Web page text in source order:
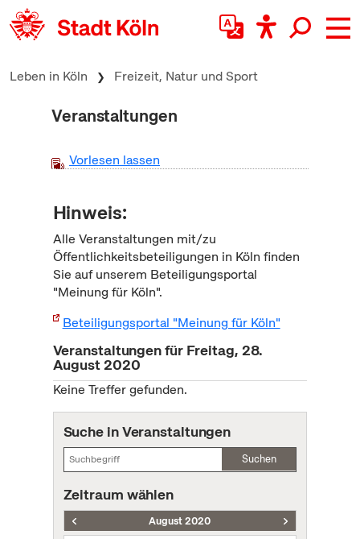
zum Inhalt springen
Leben in Köln Freizeit, Natur und Sport
Veranstaltungen
Vorlesen lassen
Hinweis:
Alle Veranstaltungen mit/zu
Öffentlichkeitsbeteiligungen in Köln finden
Sie auf unserem Beteiligungsportal
"Meinung für Köln".
Beteiligungsportal "Meinung für Köln"
Veranstaltungen für Freitag, 28.
August 2020
Keine Treffer gefunden.
Suche in Veranstaltungen
Suchen
Zeitraum wählen
August 2020